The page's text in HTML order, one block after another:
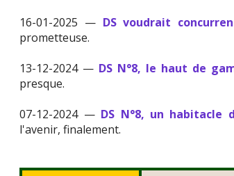
16-01-2025 — DS voudrait
prometteuse.
13-12-2024 — DS N°8, le haut de
presque.
07-12-2024 — DS N°8, un habitacle
l'avenir, finalement.